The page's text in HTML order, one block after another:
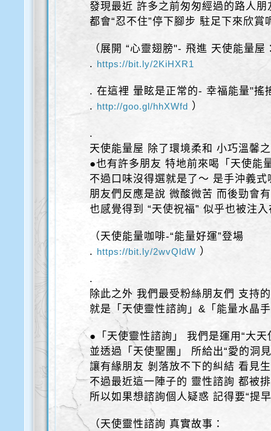
發現最近 許多之前匆匆經過的路人朋
都會“忍不住”停下腳步 駐足下來欣賞
（展開 “心靈翅膀"- 飛進 天使能量屋
. https://bit.ly/2KiHXR1
. 在這裡 暈眩是正常的- 幸福能量"搖
. http://goo.gl/hhXWfd ）
.
天使能量屋 除了環境柔和 小巧溫馨
●也有許多朋友 特地前來喝「天使能
不過口味沒得選就是了～ 是手沖義式
朋友們反應是說 微酸微苦 而後勁會有
也感覺得到 “天使祝福” 似乎也被注
（天使能量咖啡-“能量好運”登場
. https://bit.ly/2wvQldW ）
.
除此之外 我們最受粉絲朋友們 支持
就是「天使靈性諮詢」&「能量水晶
●「天使靈性諮詢」 我們是運用“大天
並透過「天使聖團」 所給出“愛的洞
讓有緣朋友 剝落放不下的糾結 看見
不過最近這一陣子的 靈性諮詢 都被
所以如果想諮詢個人疑惑 記得要“提
（天使靈性諮詢 真實故事：